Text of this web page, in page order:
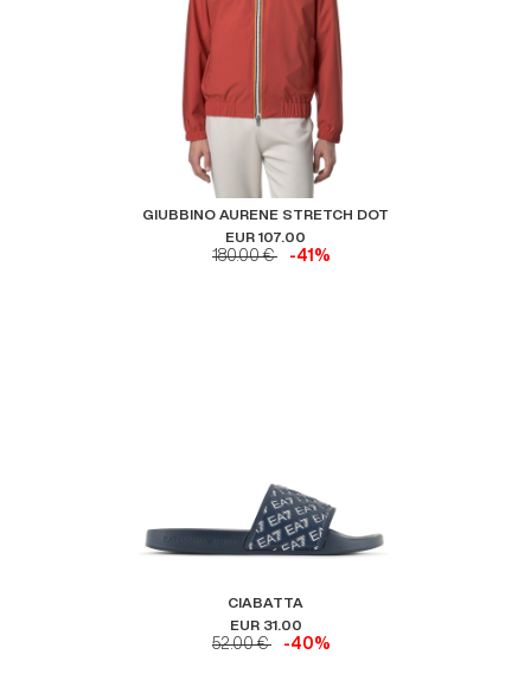
GIUBBINO AURENE STRETCH DOT
EUR 107.00
180.00 € -41%
CIABATTA
EUR 31.00
52.00 € -40%